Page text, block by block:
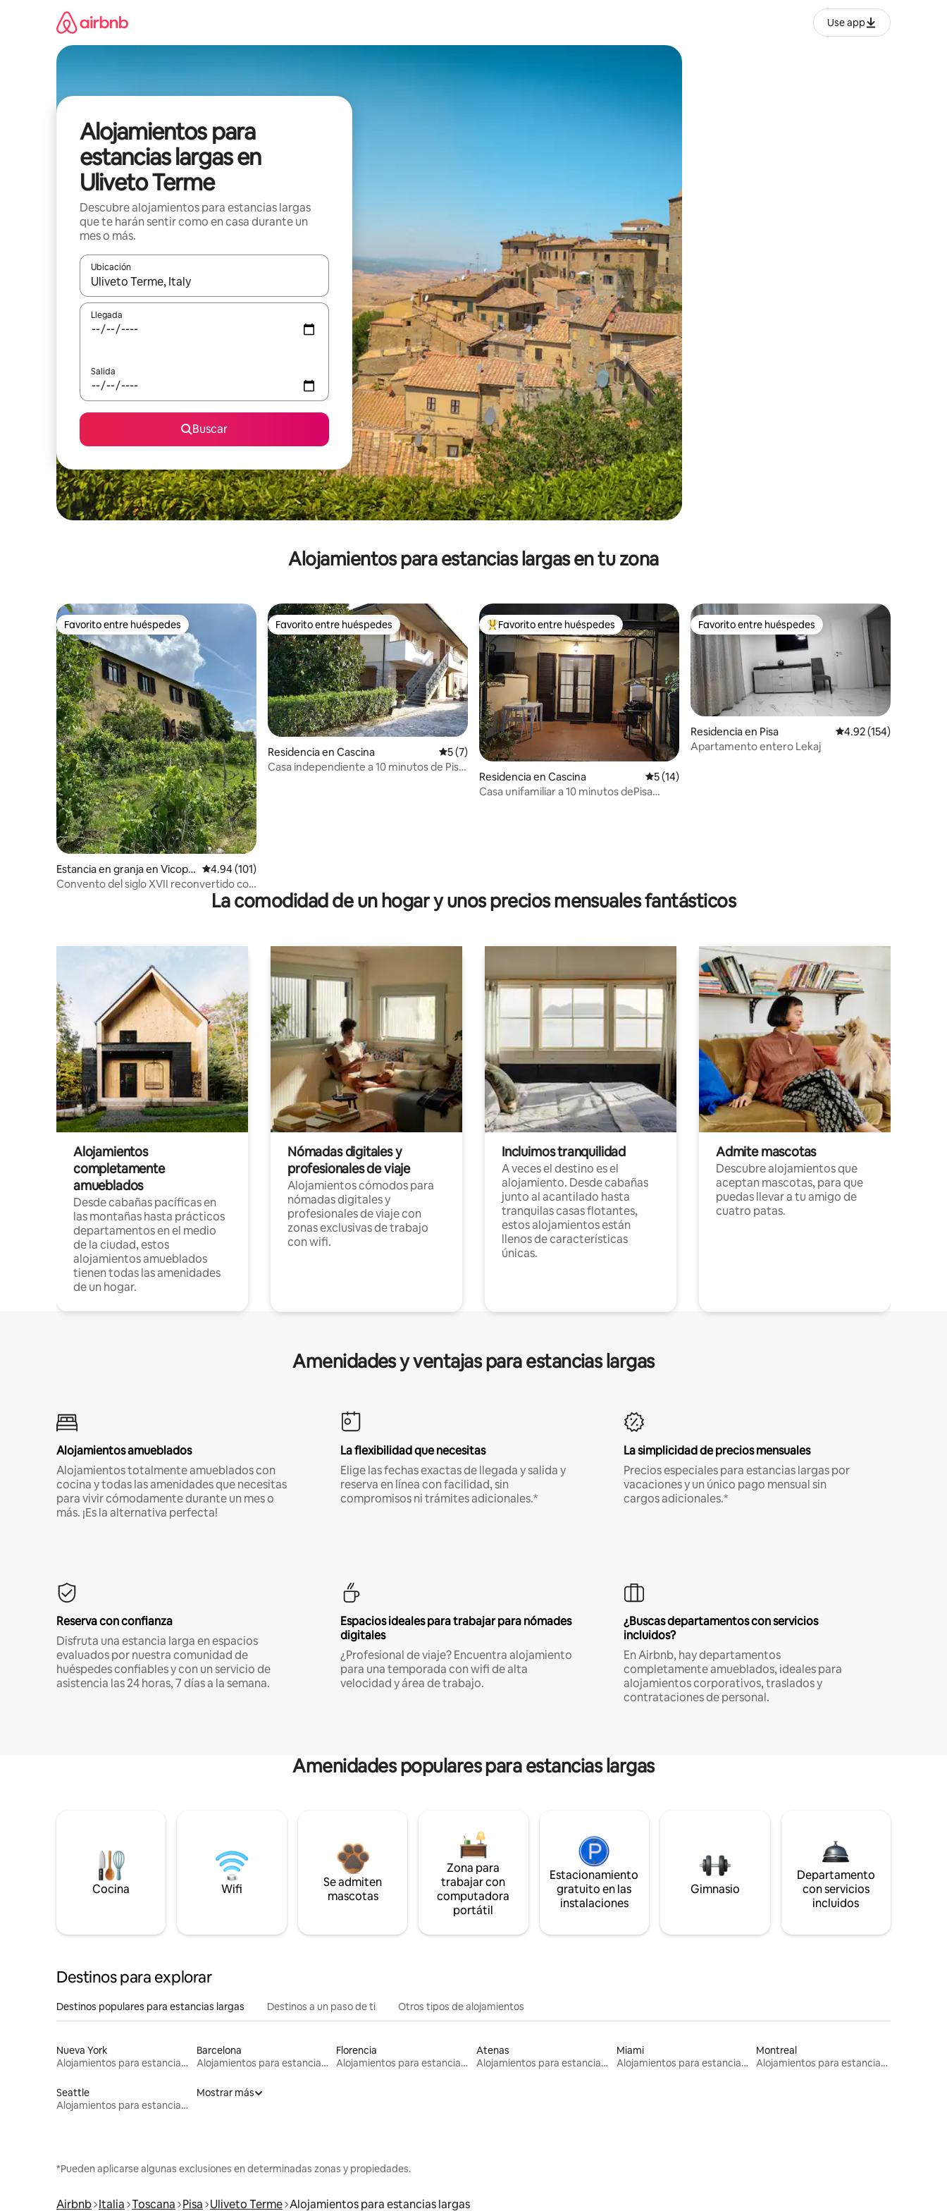
Use app
Alojamientos para
estancias largas en
Uliveto Terme
Descubre alojamientos para estancias largas
que te harán sentir como en casa durante un
mes o más.
Ubicación
Cuando los resultados estén disponibles, podrás navegar usando las teclas de las flechas hacia arriba y hacia abajo, o bien tocando y deslizando la pantalla.
Llegada
Salida
Buscar
Alojamientos para estancias largas en tu zona
Favorito entre huéspedes
Favorito entre huéspedes
Estancia en granja en Vicopis
ano
Calificación promedio: 4.94 de 5; 101 evaluaciones
4.94 (101)
Convento del siglo XVII reconvertido con
Favorito entre huéspedes
Favorito entre huéspedes
Residencia en Cascina Calificación promedio: 5 de 5; 7 evaluaciones
5 (7)
Casa independiente a 10 minutos de Pisa
De los mejores en Favorito entre huéspedes
Favorito entre huéspedes
Residencia en Cascina Calificación promedio: 5 de 5; 14 evaluaciones
5 (14)
Casa unifamiliar a 10 minutos dePisa
Favorito entre huéspedes
Favorito entre huéspedes
Residencia en Pisa Calificación promedio:
4.92 (154)
Apartamento entero Lekaj
La comodidad de un hogar y unos precios mensuales fantásticos
Alojamientos
completamente
amueblados
Desde cabañas pacíficas en
las montañas hasta prácticos
departamentos en el medio
de la ciudad, estos
alojamientos amueblados
tienen todas las amenidades
de un hogar.
Nómadas digitales y
profesionales de viaje
Alojamientos cómodos para
nómadas digitales y
profesionales de viaje con
zonas exclusivas de trabajo
con wifi.
Incluimos tranquilidad
A veces el destino es el
alojamiento. Desde cabañas
junto al acantilado hasta
tranquilas casas flotantes,
estos alojamientos están
llenos de características
únicas.
Admite mascotas
Descubre alojamientos que
aceptan mascotas, para que
puedas llevar a tu amigo de
cuatro patas.
Amenidades y ventajas para estancias largas
Alojamientos amueblados
Alojamientos totalmente amueblados con
cocina y todas las amenidades que necesitas
para vivir cómodamente durante un mes o
más. ¡Es la alternativa perfecta!
La flexibilidad que necesitas
Elige las fechas exactas de llegada y salida y
reserva en línea con facilidad, sin
compromisos ni trámites adicionales.*
La simplicidad de precios mensuales
Precios especiales para estancias largas por
vacaciones y un único pago mensual sin
cargos adicionales.*
Reserva con confianza
Disfruta una estancia larga en espacios
evaluados por nuestra comunidad de
huéspedes confiables y con un servicio de
asistencia las 24 horas, 7 días a la semana.
Espacios ideales para trabajar para nómades
digitales
¿Profesional de viaje? Encuentra alojamiento
para una temporada con wifi de alta
velocidad y área de trabajo.
¿Buscas departamentos con servicios
incluidos?
En Airbnb, hay departamentos
completamente amueblados, ideales para
alojamientos corporativos, traslados y
contrataciones de personal.
Amenidades populares para estancias largas
Cocina Wifi
Se admiten
mascotas
Zona para
trabajar con
computadora
portátil
Estacionamiento
gratuito en las
instalaciones
Gimnasio
Departamento
con servicios
incluidos
Destinos para explorar
Destinos populares para estancias largas Destinos a un paso de ti Otros tipos de alojamientos
Nueva York
Alojamientos para estancias largas
Barcelona
Alojamientos para estancias largas
Florencia
Alojamientos para estancias largas
Atenas
Alojamientos para estancias largas
Miami
Alojamientos para estancias largas
Montreal
Alojamientos para estancias largas
Seattle
Alojamientos para estancias largas
Mostrar más
*Pueden aplicarse algunas exclusiones en determinadas zonas y propiedades.
Airbnb Italia Toscana Pisa Uliveto Terme Alojamientos para estancias largas